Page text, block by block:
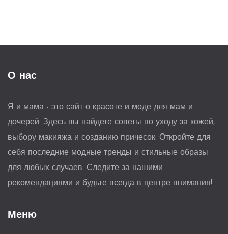
О нас
Я и мама - это сайт о красоте и моде для мам и
дочерей. Здесь вы найдете советы по уходу за кожей,
выбору макияжа и созданию причесок. Откройте для
себя последние модные тренды и стильные образы
для любых случаев. Следите за нашими
рекомендациями и будьте всегда в центре внимания!
Меню